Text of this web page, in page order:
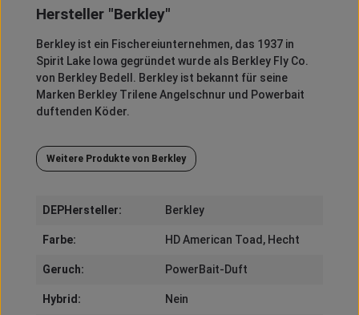
Hersteller "Berkley"
Berkleyist ein Fischereiunternehmen, das 1937 in
Spirit Lake Iowa gegründet wurde als Berkley FlyCo.
von Berkley Bedell . Berkleyist bekannt für seine
Marken Berkley TrileneAngelschnur und Powerbait
duftenden Köder.
Weitere Produkte von Berkley
DEPHersteller: Berkley
Farbe: HD American Toad , Hecht
Geruch: PowerBait-Duft
Hybrid: Nein